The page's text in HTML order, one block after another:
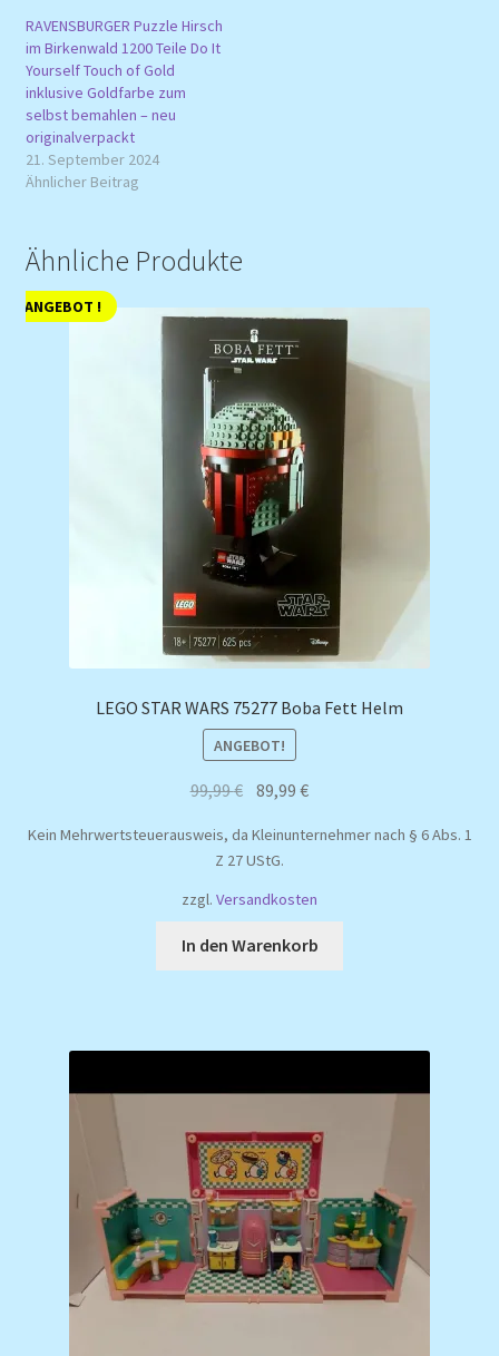
RAVENSBURGER Puzzle Hirsch
im Birkenwald 1200 Teile Do It
Yourself Touch of Gold
inklusive Goldfarbe zum
selbst bemahlen – neu
originalverpackt
21. September 2024
Ähnlicher Beitrag
Ähnliche Produkte
ANGEBOT !
LEGO STAR WARS 75277 Boba Fett Helm
ANGEBOT!
99,99€ Ursprünglicher
war:
99,99 €
89,99€Aktueller
ist:
Kein Mehrwertsteuerausweis, da Kleinunternehmer nach § 6 Abs. 1
Z 27 UStG.
zzgl. Versandkosten
In den Warenkorb